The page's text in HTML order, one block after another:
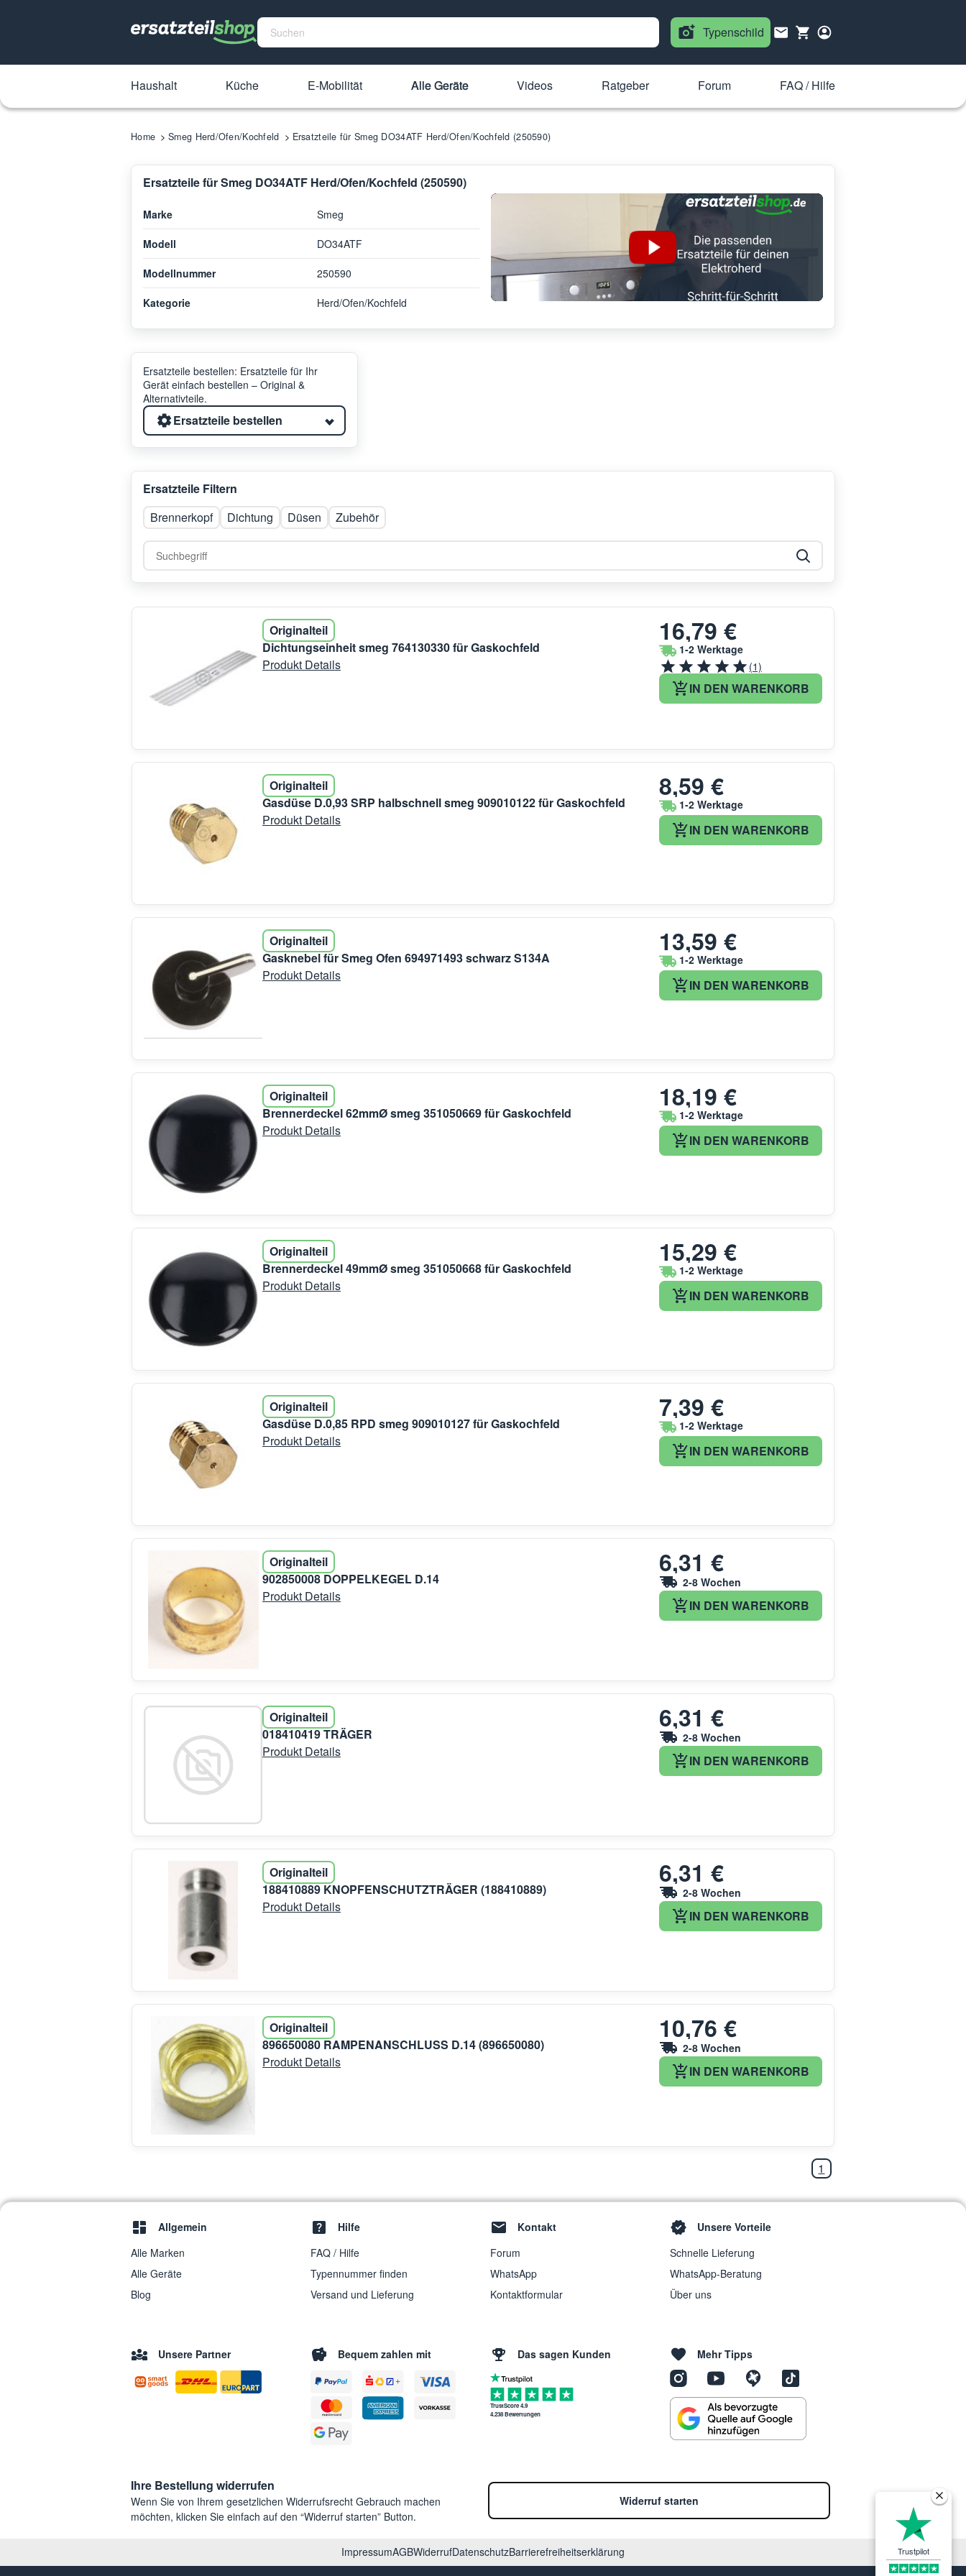
Typenschild
Haushalt Küche E-Mobilität Alle Geräte Videos Ratgeber Forum FAQ / Hilfe
Home Smeg Herd/Ofen/Kochfeld Ersatzteile für Smeg DO34ATF Herd/Ofen/Kochfeld (250590)
Ersatzteile für Smeg DO34ATF Herd/Ofen/Kochfeld (250590)
Marke Smeg
Modell DO34ATF
Modellnummer 250590
Kategorie Herd/Ofen/Kochfeld
Ersatzteile bestellen: Ersatzteile für Ihr
Gerät einfach bestellen – Original &
Alternativteile.
Ersatzteile bestellen
Ersatzteile Filtern
Brennerkopf
Dichtung Düsen Zubehör
Originalteil
Dichtungseinheit smeg 764130330 für Gaskochfeld
Produkt Details
16,79 €
1-2 Werktage
(1)
IN DEN WARENKORB
Originalteil
Gasdüse D.0,93 SRP halbschnell smeg 909010122 für Gaskochfeld
Produkt Details
8,59 €
1-2 Werktage
IN DEN WARENKORB
Originalteil
Gasknebel für Smeg Ofen 694971493 schwarz S134A
Produkt Details
13,59 €
1-2 Werktage
IN DEN WARENKORB
Originalteil
Brennerdeckel 62mmØ smeg 351050669 für Gaskochfeld
Produkt Details
18,19 €
1-2 Werktage
IN DEN WARENKORB
Originalteil
Brennerdeckel 49mmØ smeg 351050668 für Gaskochfeld
Produkt Details
15,29 €
1-2 Werktage
IN DEN WARENKORB
Originalteil
Gasdüse D.0,85 RPD smeg 909010127 für Gaskochfeld
Produkt Details
7,39 €
1-2 Werktage
IN DEN WARENKORB
Originalteil
902850008 DOPPELKEGEL D.14
Produkt Details
6,31 €
2-8 Wochen
IN DEN WARENKORB
Originalteil
018410419 TRÄGER
Produkt Details
6,31 €
2-8 Wochen
IN DEN WARENKORB
Originalteil
188410889 KNOPFENSCHUTZTRÄGER (188410889)
Produkt Details
6,31 €
2-8 Wochen
IN DEN WARENKORB
Originalteil
896650080 RAMPENANSCHLUSS D.14 (896650080)
Produkt Details
10,76 €
2-8 Wochen
IN DEN WARENKORB
1
Allgemein
Alle Marken
Alle Geräte
Blog
Hilfe
FAQ / Hilfe
Typennummer finden
Versand und Lieferung
Kontakt
Forum
WhatsApp
Kontaktformular
Unsere Vorteile
Schnelle Lieferung
WhatsApp-Beratung
Über uns
Unsere Partner Bequem zahlen mit Das sagen Kunden
TrustScore 4.9
4.238 Bewertungen
Mehr Tipps
Ihre Bestellung widerrufen
Wenn Sie von Ihrem gesetzlichen Widerrufsrecht Gebrauch machen
möchten, klicken Sie einfach auf den “Widerruf starten” Button.
Widerruf starten
ImpressumAGBWiderrufDatenschutzBarrierefreiheitserklärung Trustpilot